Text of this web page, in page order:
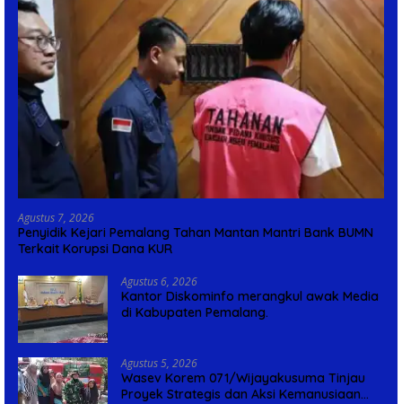
Agustus 7, 2026
Penyidik Kejari Pemalang Tahan Mantan Mantri Bank BUMN
Terkait Korupsi Dana KUR
Agustus 6, 2026
Kantor Diskominfo merangkul awak Media
di Kabupaten Pemalang.
Agustus 5, 2026
Wasev Korem 071/Wijayakusuma Tinjau
Proyek Strategis dan Aksi Kemanusiaan